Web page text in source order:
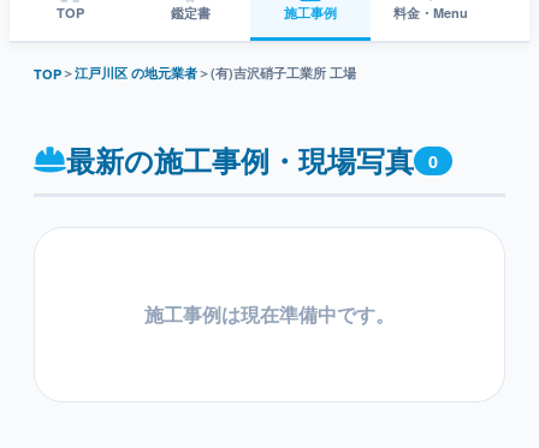
TOP 鑑定書 施工事例 料金・Menu
TOP＞江戸川区 の地元業者＞(有)吉沢硝子工業所 工場
最新の施工事例・現場写真 0
施工事例は現在準備中です。